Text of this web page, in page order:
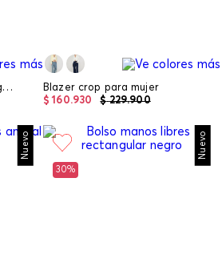
Camiseta para mujer manga corta
Blazer crop para mujer
$ 229.900
$ 160.930
Nuevo Nuevo
30%